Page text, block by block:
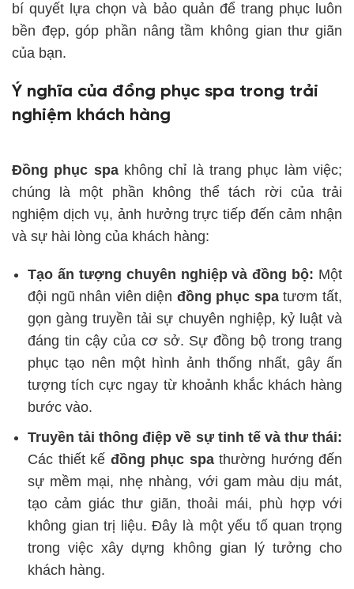
bí quyết lựa chọn và bảo quản để trang phục luôn
bền đẹp, góp phần nâng tầm không gian thư giãn
của bạn.
Ý nghĩa của đồng phục spa trong trải
nghiệm khách hàng
Đồng phục spakhông chỉ là trang phục làm việc;
chúng là một phần không thể tách rời của trải
nghiệm dịch vụ, ảnh hưởng trực tiếp đến cảm nhận
và sự hài lòng của khách hàng:
Tạo ấn tượng chuyên nghiệp và đồng bộ: Một
đội ngũ nhân viên diện đồng phục spatươm tất,
gọn gàng truyền tải sự chuyên nghiệp, kỷ luật và
đáng tin cậy của cơ sở. Sự đồng bộ trong trang
phục tạo nên một hình ảnh thống nhất, gây ấn
tượng tích cực ngay từ khoảnh khắc khách hàng
bước vào.
Truyền tải thông điệp về sự tinh tế và thư thái:
Các thiết kế đồng phục spathường hướng đến
sự mềm mại, nhẹ nhàng, với gam màu dịu mát,
tạo cảm giác thư giãn, thoải mái, phù hợp với
không gian trị liệu. Đây là một yếu tố quan trọng
trong việc xây dựng không gian lý tưởng cho
khách hàng.